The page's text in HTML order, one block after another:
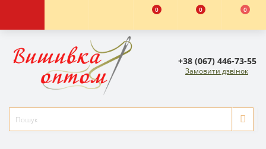
0 0 0
+38 (067) 446-73-55
Замовити дзвінок